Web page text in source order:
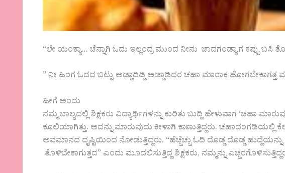
“ಲೇ ಯಂಕ್ಯಾ… ಚೆನ್ನಾಗಿ ಓದು ಇಲ್ಲಂದ್ರ ಮುಂದ ನೀನು ಚಾದಗಂಡ್ಯಾಗ ಕಪ್ಪು ಬಸಿ
” ನೀ ಹಿಂಗ ಓದದ ಬಿಟ್ಟು ಅಡ್ಡಾದಿಡ್ಡಿ ಅಡ್ಡಾಡಿದರ ಚಹಾ ಮಾರಾಕ ಹೋಗಬೇಕಾಗತ್ತ
ಹೀಗೆ ಅಂದು
ನಮ್ಮ ಬಾಲ್ಯದಲ್ಲಿ ಶಿಕ್ಷಕರು ವಿದ್ಯಾರ್ಥಿಗಳನ್ನು ಕುರಿತು ಬುದ್ದಿ ಹೇಳುವಾಗ ‘ಚಹಾ
ಕೂಲಿಯಾಗಿತ್ತು. ಅದನ್ನು ಮಾರುವುದು ಕೀಳಾಗಿ ಕಾಣುತ್ತಿದ್ದರು. ಚಹಾದಂಗಡಿಯಲ್ಲಿ
ಅವಮಾನದ ದೃಷ್ಟಿಯಿಂದ ನೋಡುತ್ತಿದ್ದರು. “ಹೆಚ್ಚೆಚ್ಚು ಓದಿ ದೊಡ್ಡ ದೊಡ್ಡ
ತೊಳಿಬೇಕಾಗುತ್ತದ” ಎಂದು ಮೂದಲಿಸುತ್ತಿದ್ದ ಶಿಕ್ಷಕರು, ನಮ್ಮನ್ನು